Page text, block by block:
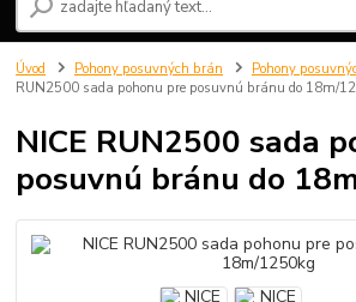
Úvod Pohony posuvných brán Pohony
RUN2500 sada pohonu pre posuvnú bránu do 18m/
NICE RUN2500 sada
posuvnú bránu do